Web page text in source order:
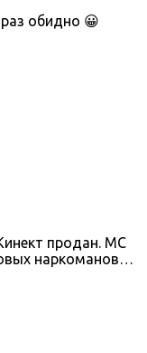
обидно 😀
продан. МС
наркоманов…